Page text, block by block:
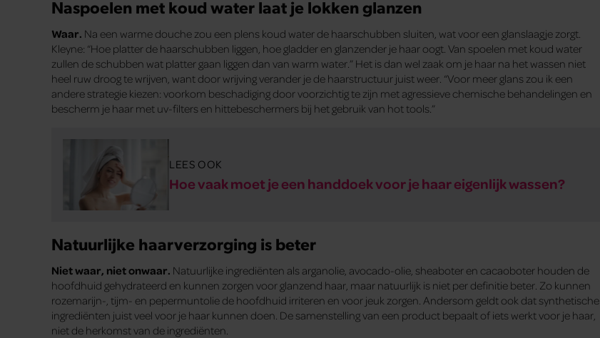
Naspoelen met koud water laat je lokken glanzen
Waar. Na een warme douche zou een plens koud water de haarschubben sluiten, wat voor een glanslaagje zorgt.
Kleyne: “Hoe platter de haarschubben liggen, hoe gladder en glanzender je haar oogt. Van spoelen met koud water
zullen de schubben wat platter gaan liggen dan van warm water.” Het is dan wel zaak om je haar na het wassen niet
heel ruw droog te wrijven, want door wrijving verander je de haarstructuur juist weer. “Voor meer glans zou ik een
andere strategie kiezen: voorkom beschadiging door voorzichtig te zijn met agressieve chemische behandelingen en
bescherm je haar met uv-filters en hittebeschermers bij het gebruik van hot tools.”
LEES OOK
Hoe vaak moet je een handdoek voor je haar eigenlijk wassen?
Natuurlijke haarverzorging is beter
Niet waar, niet onwaar. Natuurlijke ingrediënten als arganolie, avocado-olie, sheaboter en cacaoboter houden de
hoofdhuid gehydrateerd en kunnen zorgen voor glanzend haar, maar natuurlijk is niet per definitie beter. Zo kunnen
rozemarijn-, tijm- en pepermuntolie de hoofdhuid irriteren en voor jeuk zorgen. Andersom geldt ook dat synthetische
ingrediënten juist veel voor je haar kunnen doen. De samenstelling van een product bepaalt of iets werkt voor je haar,
niet de herkomst van de ingrediënten.